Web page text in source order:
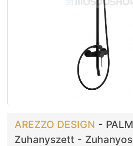
AREZZO DESIGN -
Zuhanyszett -